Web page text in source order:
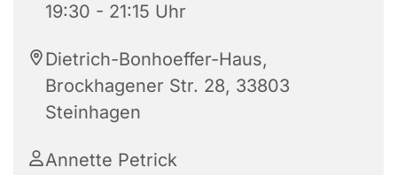
19:30 - 21:15 Uhr
Dietrich-Bonhoeffer-Haus,
Brockhagener Str. 28, 33803
Steinhagen
Annette Petrick